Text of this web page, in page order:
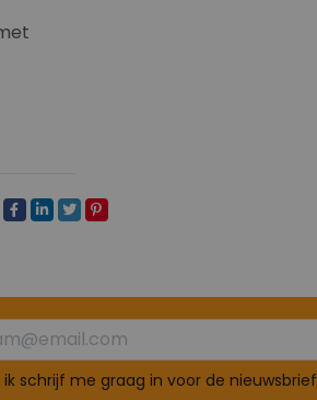
ik schrijf me graag in voor de nieuwsbrief